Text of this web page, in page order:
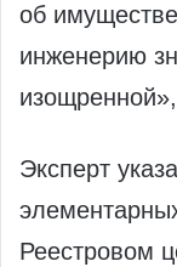
об
инженерию
Эксперт
Реестровом